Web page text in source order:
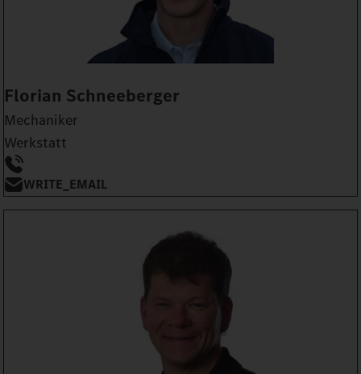
Florian Schneeberger
Mechaniker
Werkstatt
WRITE_EMAIL